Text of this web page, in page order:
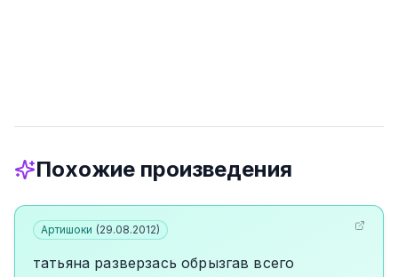
Похожие произведения
Артишоки (29.08.2012)
татьяна разверзась обрызгав всего